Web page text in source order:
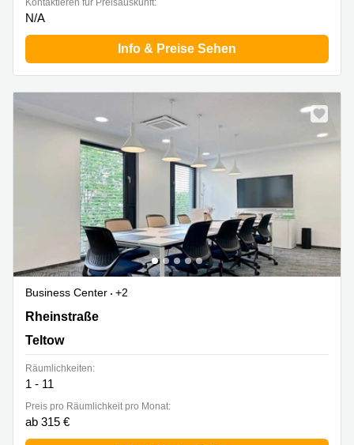
Kontaktieren für Preisauskunft:
N/A
Info & Preise Sehen
Business Center
+2
Rheinstraße 11, Teltow
Rheinstraße
Teltow
Räumlichkeiten:
1 - 11
Preis pro Räumlichkeit pro Monat:
ab 315 €